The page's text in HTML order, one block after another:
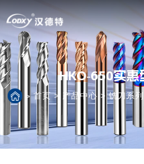
HKO-650实惠
> 首页> 产品中心 >铣刀系列